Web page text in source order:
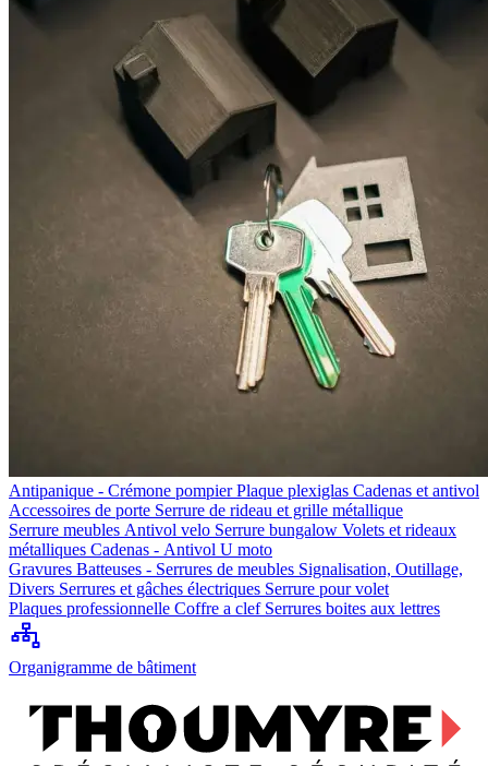
Antipanique - Crémone pompierPlaque plexiglas Cadenas et antivol
Accessoires de porte Serrure de rideau et grille métallique
Serrure meubles Antivol velo Serrure bungalow Volets et rideaux
métalliques Cadenas - Antivol U moto
Gravures Batteuses - Serrures de meubles Signalisation, Outillage,
Divers Serrures et gâches électriques Serrure pour volet
Plaques professionnelle Coffre a clef Serrures boites aux lettres
Organigramme de bâtiment